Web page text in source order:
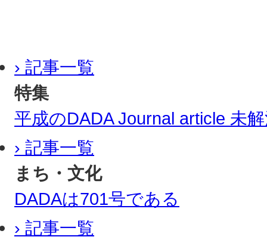
› 記事一覧
特集
平成のDADA Journal article 未
› 記事一覧
まち・文化
DADAは701号である
› 記事一覧